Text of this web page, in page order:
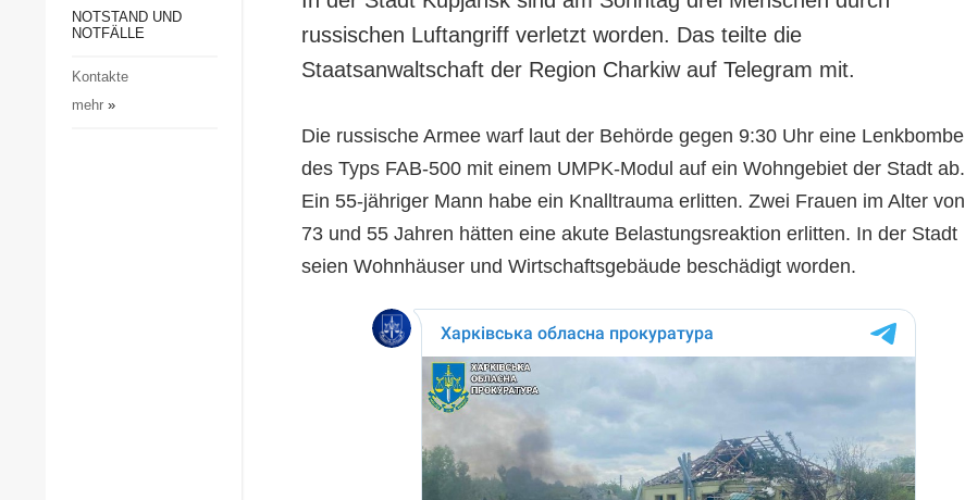
Gesellschaft und Kultur
NOTSTAND UND
NOTFÄLLE
Kontakte
mehr»
russischen Luftangriff verletzt worden. Das teilte die
Staatsanwaltschaft der Region Charkiw auf Telegram mit.
Die russische Armee warf laut der Behörde gegen 9:30 Uhr eine Lenkbombe
des Typs FAB-500 mit einem UMPK-Modul auf ein Wohngebiet der Stadt ab.
Ein 55-jähriger Mann habe ein Knalltrauma erlitten. Zwei Frauen im Alter von
73 und 55 Jahren hätten eine akute Belastungsreaktion erlitten. In der Stadt
seien Wohnhäuser und Wirtschaftsgebäude beschädigt worden.